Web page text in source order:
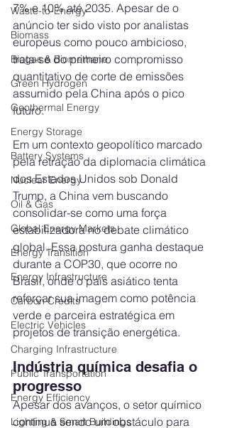
Waste-to-Energy
Biomass
Biogas & Biomethane
Green Hydrogen
Geothermal Energy
Energy Storage
Battery Systems
Nuclear Energy
Oil & Gas
Global Energy Markets
Energy Transition
Energy Infrastructure
Carbon Credits
Electric Vehicles
Charging Infrastructure
Public Transportation
Energy Efficiency
Lighting & Smart Buildings
7% e 10% até 2035. Apesar de o
anúncio ter sido visto por analistas
europeus como pouco ambicioso,
trata-se do primeiro compromisso
quantitativo de corte de emissões
assumido pela China após o pico
futuro.
Em um contexto geopolítico marcado
pela retração da diplomacia climática
dos Estados Unidos sob Donald
Trump, a China vem buscando
consolidar-se como uma força
estabilizadora no debate climático
global. Essa postura ganha destaque
durante a COP30, que ocorre no
Brasil, onde o país asiático tenta
reforçar sua imagem como potência
verde e parceira estratégica em
projetos de transição energética.
Indústria química desafia o
progresso
Apesar dos avanços, o setor químico
continua sendo um obstáculo para